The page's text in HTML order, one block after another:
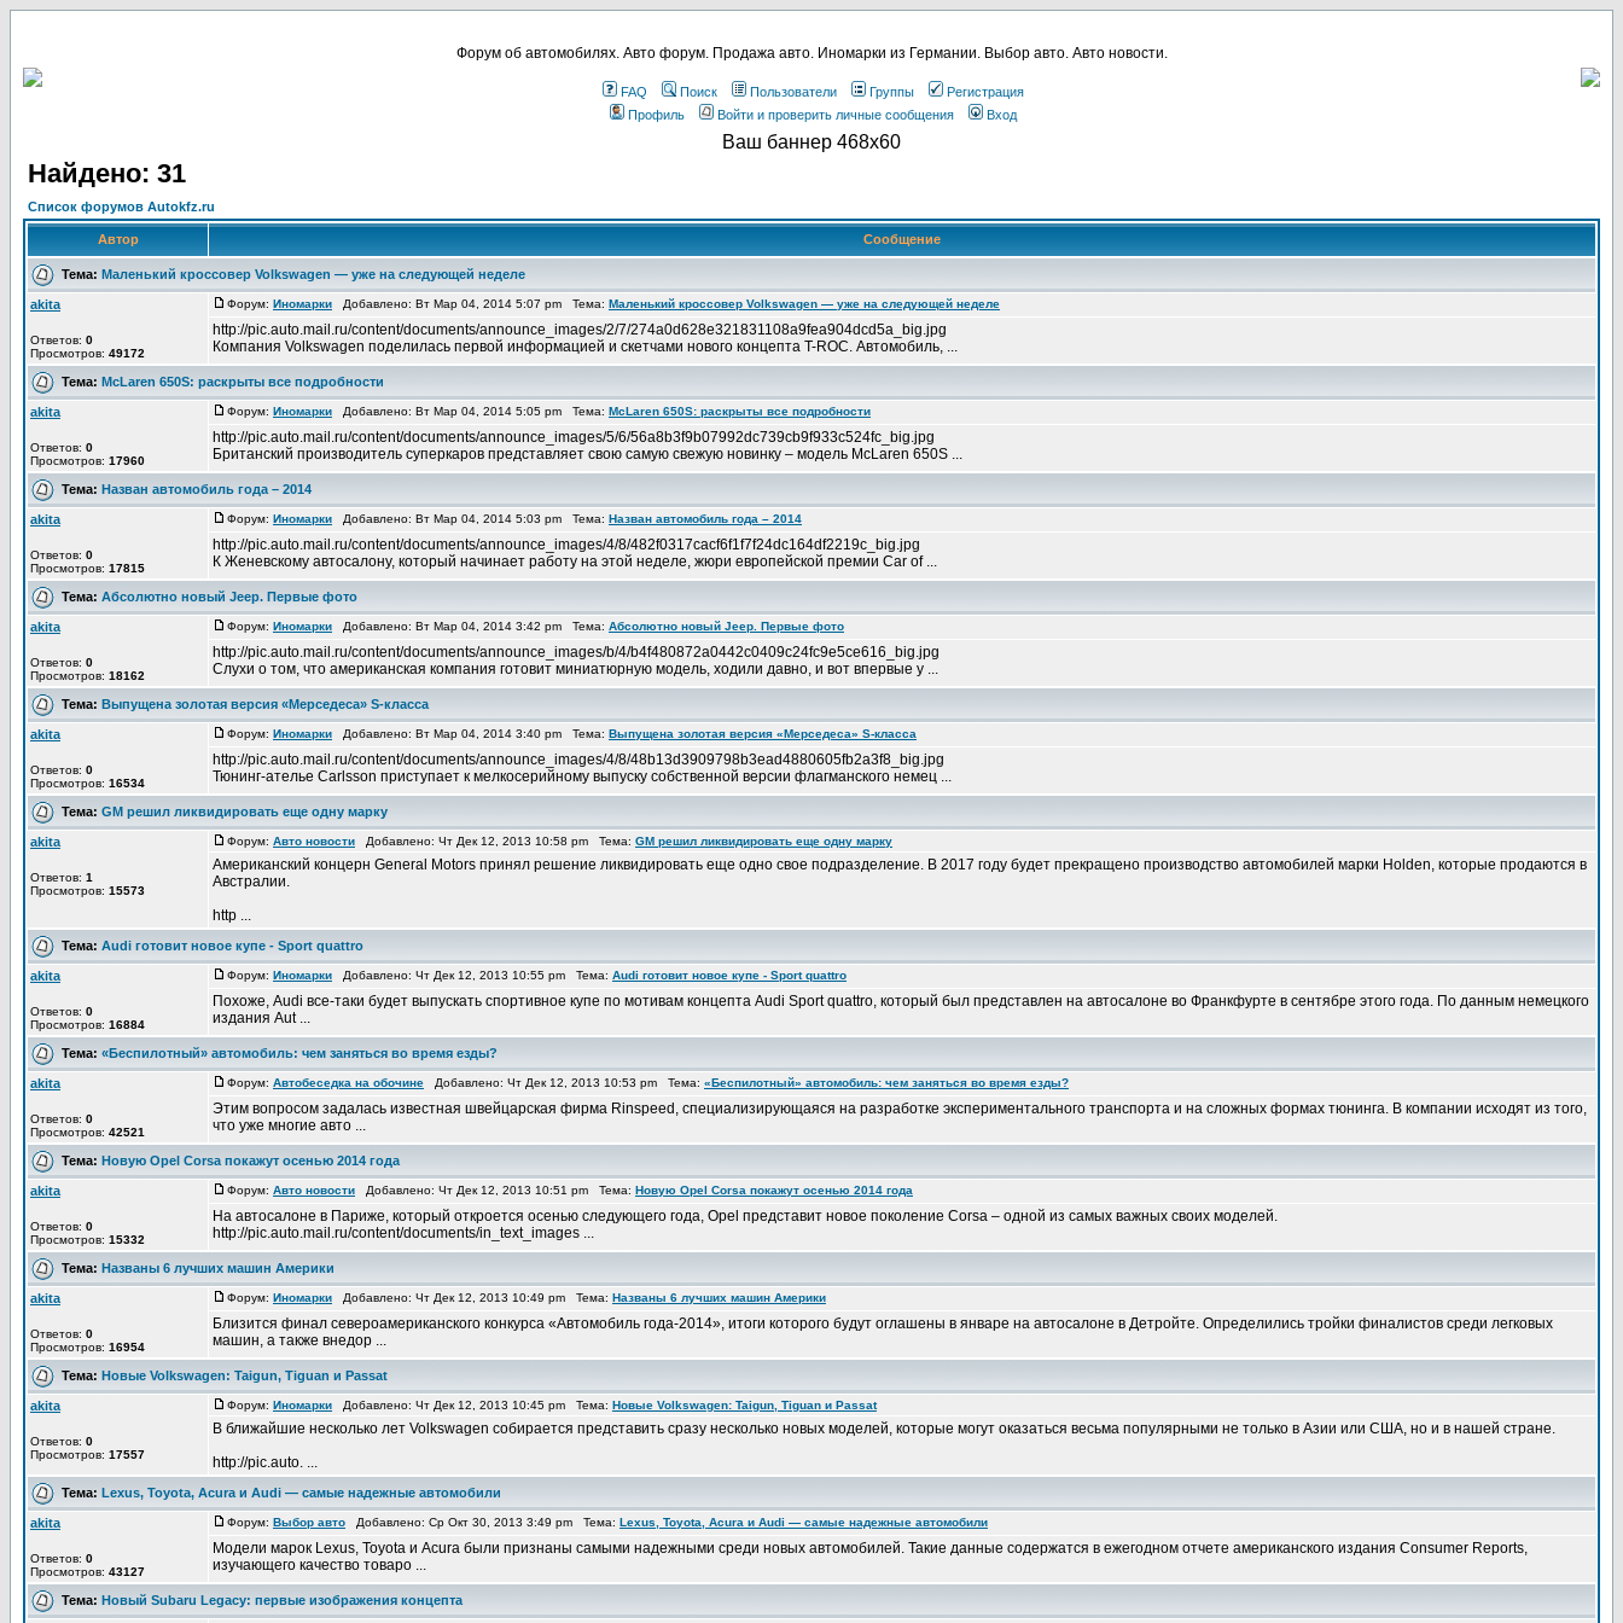
Форум об автомобилях. Авто форум. Продажа авто. Иномарки из Германии. Выбор авто. Авто новости.
FAQ Поиск Пользователи Группы
Регистрация
Профиль
Войти и проверить личные сообщения Вход
Ваш баннер 468x60
Найдено: 31
Список форумов Autokfz.ru
Автор Сообщение
Тема: Маленький кроссовер Volkswagen — уже на следующей неделе
akita
Ответов: 0
Просмотров: 49172
Форум: Иномарки Добавлено: Вт Мар 04, 2014 5:07 pm Тема: Маленький кроссовер Volkswagen — уже на следующей неделе
http://pic.auto.mail.ru/content/documents/announce_images/2/7/274a0d628e321831108a9fea904dcd5a_big.jpg
Компания Volkswagen поделилась первой информацией и скетчами нового концепта T-ROC. Автомобиль, ...
Тема: McLaren 650S: раскрыты все подробности
akita
Ответов: 0
Просмотров: 17960
Форум: Иномарки Добавлено: Вт Мар 04, 2014 5:05 pm Тема: McLaren 650S: раскрыты все подробности
http://pic.auto.mail.ru/content/documents/announce_images/5/6/56a8b3f9b07992dc739cb9f933c524fc_big.jpg
Британский производитель суперкаров представляет свою самую свежую новинку – модель McLaren 650S ...
Тема: Назван автомобиль года – 2014
akita
Ответов: 0
Просмотров: 17815
Форум: Иномарки Добавлено: Вт Мар 04, 2014 5:03 pm Тема: Назван автомобиль года – 2014
http://pic.auto.mail.ru/content/documents/announce_images/4/8/482f0317cacf6f1f7f24dc164df2219c_big.jpg
К Женевскому автосалону, который начинает работу на этой неделе, жюри европейской премии Car of ...
Тема: Абсолютно новый Jeep. Первые фото
akita
Ответов: 0
Просмотров: 18162
Форум: Иномарки Добавлено: Вт Мар 04, 2014 3:42 pm Тема: Абсолютно новый Jeep. Первые фото
http://pic.auto.mail.ru/content/documents/announce_images/b/4/b4f480872a0442c0409c24fc9e5ce616_big.jpg
Слухи о том, что американская компания готовит миниатюрную модель, ходили давно, и вот впервые у ...
Тема: Выпущена золотая версия «Мерседеса» S-класса
akita
Ответов: 0
Просмотров: 16534
Форум: Иномарки Добавлено: Вт Мар 04, 2014 3:40 pm Тема: Выпущена золотая версия «Мерседеса» S-класса
http://pic.auto.mail.ru/content/documents/announce_images/4/8/48b13d3909798b3ead4880605fb2a3f8_big.jpg
Тюнинг-ателье Carlsson приступает к мелкосерийному выпуску собственной версии флагманского немец ...
Тема: GM решил ликвидировать еще одну марку
akita
Ответов: 1
Просмотров: 15573
Форум: Авто новости Добавлено: Чт Дек 12, 2013 10:58 pm Тема: GM решил ликвидировать еще одну марку
Американский концерн General Motors принял решение ликвидировать еще одно свое подразделение. В 2017 году будет прекращено производство автомобилей марки Holden, которые продаются в
Австралии.
http ...
Тема: Audi готовит новое купе - Sport quattro
akita
Ответов: 0
Просмотров: 16884
Форум: Иномарки Добавлено: Чт Дек 12, 2013 10:55 pm Тема: Audi готовит новое купе - Sport quattro
Похоже, Audi все-таки будет выпускать спортивное купе по мотивам концепта Audi Sport quattro, который был представлен на автосалоне во Франкфурте в сентябре этого года. По данным немецкого
издания Aut ...
Тема: «Беспилотный» автомобиль: чем заняться во время езды?
akita
Ответов: 0
Просмотров: 42521
Форум: Автобеседка на обочине Добавлено: Чт Дек 12, 2013 10:53 pm Тема: «Беспилотный» автомобиль: чем заняться во время езды?
Этим вопросом задалась известная швейцарская фирма Rinspeed, специализирующаяся на разработке экспериментального транспорта и на сложных формах тюнинга. В компании исходят из того,
что уже многие авто ...
Тема: Новую Opel Corsa покажут осенью 2014 года
akita
Ответов: 0
Просмотров: 15332
Форум: Авто новости Добавлено: Чт Дек 12, 2013 10:51 pm Тема: Новую Opel Corsa покажут осенью 2014 года
На автосалоне в Париже, который откроется осенью следующего года, Opel представит новое поколение Corsa – одной из самых важных своих моделей.
http://pic.auto.mail.ru/content/documents/in_text_images ...
Тема: Названы 6 лучших машин Америки
akita
Ответов: 0
Просмотров: 16954
Форум: Иномарки Добавлено: Чт Дек 12, 2013 10:49 pm Тема: Названы 6 лучших машин Америки
Близится финал североамериканского конкурса «Автомобиль года-2014», итоги которого будут оглашены в январе на автосалоне в Детройте. Определились тройки финалистов среди легковых
машин, а также внедор ...
Тема: Новые Volkswagen: Taigun, Tiguan и Passat
akita
Ответов: 0
Просмотров: 17557
Форум: Иномарки Добавлено: Чт Дек 12, 2013 10:45 pm Тема: Новые Volkswagen: Taigun, Tiguan и Passat
В ближайшие несколько лет Volkswagen собирается представить сразу несколько новых моделей, которые могут оказаться весьма популярными не только в Азии или США, но и в нашей стране.
http://pic.auto. ...
Тема: Lexus, Toyota, Acura и Audi — самые надежные автомобили
akita
Ответов: 0
Просмотров: 43127
Форум: Выбор авто Добавлено: Ср Окт 30, 2013 3:49 pm Тема: Lexus, Toyota, Acura и Audi — самые надежные автомобили
Модели марок Lexus, Toyota и Acura были признаны самыми надежными среди новых автомобилей. Такие данные содержатся в ежегодном отчете американского издания Consumer Reports,
изучающего качество товаро ...
Тема: Новый Subaru Legacy: первые изображения концепта